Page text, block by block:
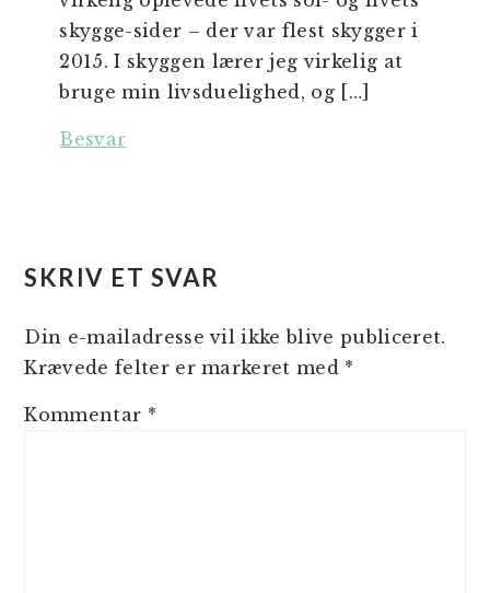
skygge-sider – der var flest skygger i
2015. I skyggen lærer jeg virkelig at
bruge min livsduelighed, og […]
Besvar
SKRIV ET SVAR
Din e-mailadresse vil ikke blive publiceret.
Krævede felter er markeret med *
Kommentar *